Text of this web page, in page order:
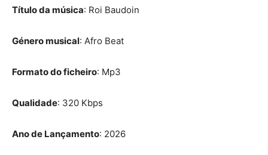
Título da música: Roi Baudoin
Género musical: Afro Beat
Formato do ficheiro: Mp3
Qualidade: 320 Kbps
Ano de Lançamento: 2026